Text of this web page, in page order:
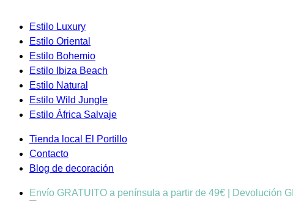
Estilo Luxury
Estilo Oriental
Estilo Bohemio
Estilo Ibiza Beach
Estilo Natural
Estilo Wild Jungle
Estilo África Salvaje
Tienda local El Portillo
Contacto
Blog de decoración
Envío GRATUITO a península a partir de 49€ | Devolución